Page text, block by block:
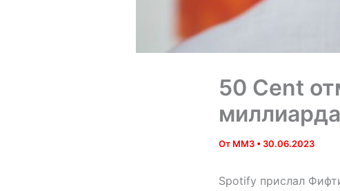
50 Cent
От MM3 • 30.06.2023
Spotify прислал